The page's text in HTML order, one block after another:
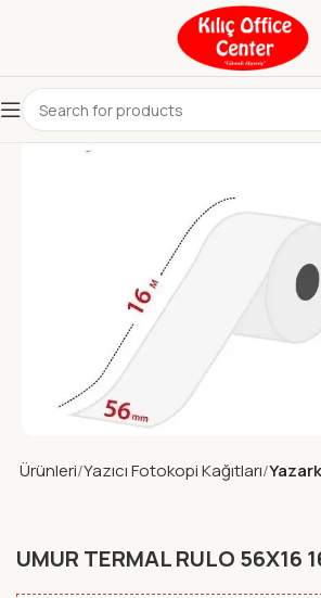
Ürünleri Yazıcı Fotokopi Kağıtları
UMUR TERMAL RULO 56X16